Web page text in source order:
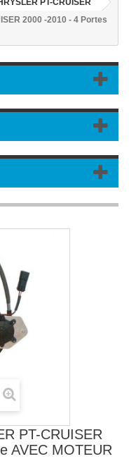
PT-CRUISER
2000 -2010 - 4 Portes
PT-CRUISER
AVEC MOTEUR